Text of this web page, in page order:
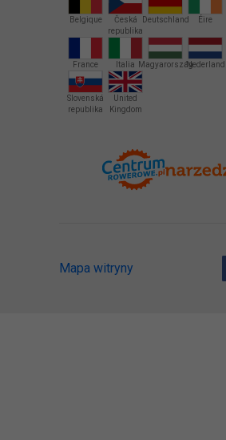
Belgique
Česká
republika
Deutschland Éire
France Italia MagyarországNederland
Slovenská
republika
United
Kingdom
Mapa witryny